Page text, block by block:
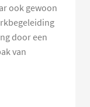
ook gewoon
door een
van